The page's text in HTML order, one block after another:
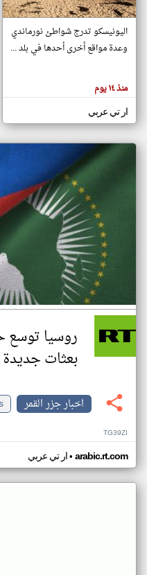
هنا عن
وجهة
كاتبيها.
اليونيسكو تدرج شواطئ نورماندي
وعدة مواقع أخرى أحدها في بلد ...
منذ ١٤ يوم
ار تي عربي
روسيا توسع
بعثات جديدة في 4 دول
اخبار جزر القمر
TG39ZI
ار تي عربي• arabic.rt.com